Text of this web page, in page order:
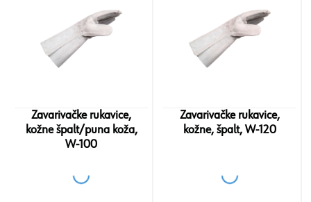
Zavarivačke rukavice,
kožne špalt/puna koža,
W-100
Zavarivačke rukavice,
kožne, špalt, W-120